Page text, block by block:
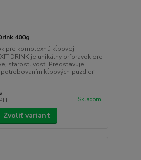
400g
pre komplexnú kĺbovej
DRINK je unikátny prípravok pre
starostlivosť. Predstavuje
kĺbových puzdier,
Skladom
Zvoliť variant